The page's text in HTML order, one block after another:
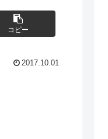
コピー
2017.10.01